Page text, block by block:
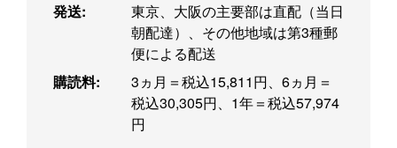
発送:
東京、大阪の主要部は直配（当日
朝配達）、その他地域は第3種郵
便による配送
購読料:
3ヵ月＝税込15,811円、6ヵ月＝
税込30,305円、1年＝税込57,974
円